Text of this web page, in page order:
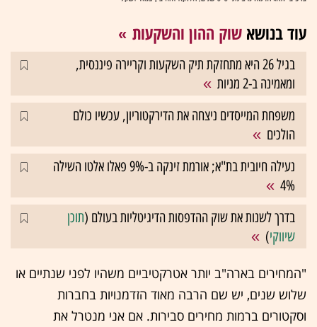
עוד בנושא שוק ההון והשקעות
בגיל 26 היא מתחזקת תיק השקעות וקריירה פיננסית,
ומאמינה ב-2 מניות
משפחת המייסדים ניצחה את הדירקטוריון, עכשיו כולם
הולכים
נעילה חיובית בת"א; אורמת זינקה ב-9% פאלו אלטו השילה
4%
בדרך לשנות את שוק ההדפסות הדיגיטליות בעולם (תוכן
שיווקי)
"המחירים בארה"ב יותר אטרקטיביים משהיו לפני שנתיים או
שלוש שנים, יש שם הרבה מאוד הזדמנויות בחברות
וסקטורים ברמות מחירים סבירות. אם אני מנטרל את